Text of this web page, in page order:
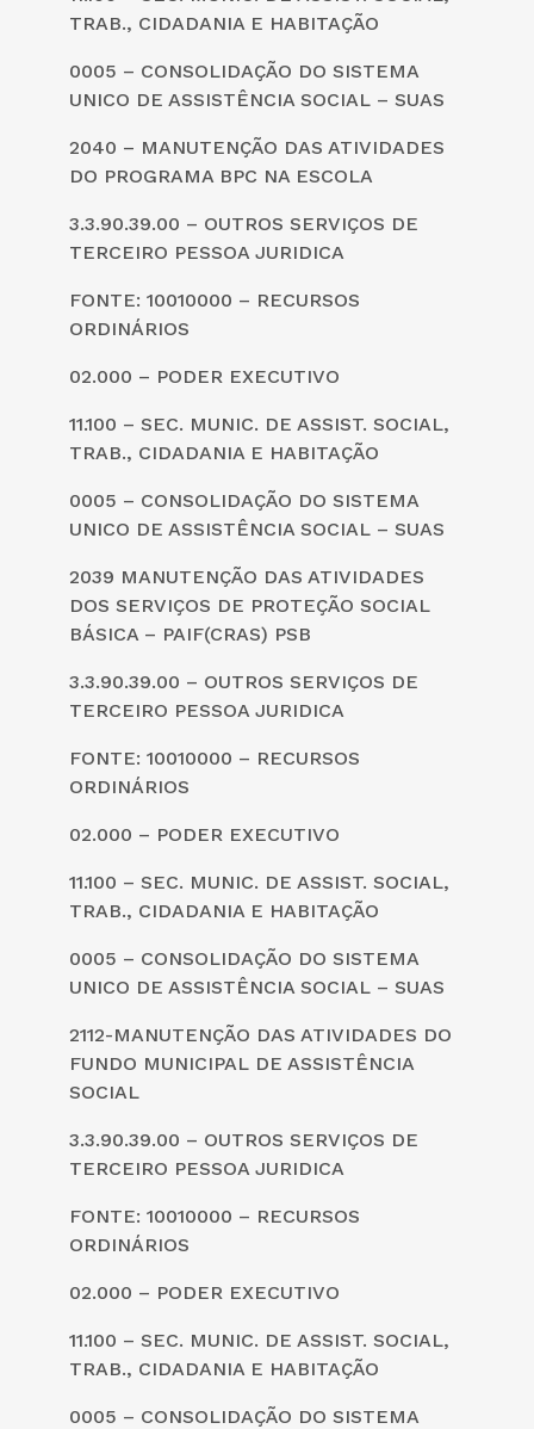
TRAB., CIDADANIA E HABITAÇÃO
0005 – CONSOLIDAÇÃO DO SISTEMA
UNICO DE ASSISTÊNCIA SOCIAL – SUAS
2040 – MANUTENÇÃO DAS ATIVIDADES
DO PROGRAMA BPC NA ESCOLA
3.3.90.39.00 – OUTROS SERVIÇOS DE
TERCEIRO PESSOA JURIDICA
FONTE: 10010000 – RECURSOS
ORDINÁRIOS
02.000 – PODER EXECUTIVO
11.100 – SEC. MUNIC. DE ASSIST. SOCIAL,
TRAB., CIDADANIA E HABITAÇÃO
0005 – CONSOLIDAÇÃO DO SISTEMA
UNICO DE ASSISTÊNCIA SOCIAL – SUAS
2039 MANUTENÇÃO DAS ATIVIDADES
DOS SERVIÇOS DE PROTEÇÃO SOCIAL
BÁSICA – PAIF(CRAS) PSB
3.3.90.39.00 – OUTROS SERVIÇOS DE
TERCEIRO PESSOA JURIDICA
FONTE: 10010000 – RECURSOS
ORDINÁRIOS
02.000 – PODER EXECUTIVO
11.100 – SEC. MUNIC. DE ASSIST. SOCIAL,
TRAB., CIDADANIA E HABITAÇÃO
0005 – CONSOLIDAÇÃO DO SISTEMA
UNICO DE ASSISTÊNCIA SOCIAL – SUAS
2112-MANUTENÇÃO DAS ATIVIDADES DO
FUNDO MUNICIPAL DE ASSISTÊNCIA
SOCIAL
3.3.90.39.00 – OUTROS SERVIÇOS DE
TERCEIRO PESSOA JURIDICA
FONTE: 10010000 – RECURSOS
ORDINÁRIOS
02.000 – PODER EXECUTIVO
11.100 – SEC. MUNIC. DE ASSIST. SOCIAL,
TRAB., CIDADANIA E HABITAÇÃO
0005 – CONSOLIDAÇÃO DO SISTEMA